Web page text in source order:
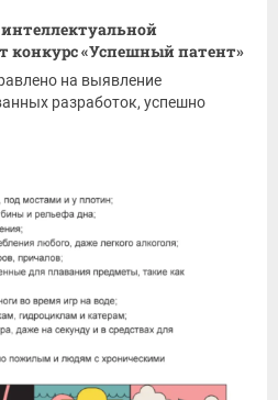
конкурс «Успешный патент»
на выявление
разработок, успешно